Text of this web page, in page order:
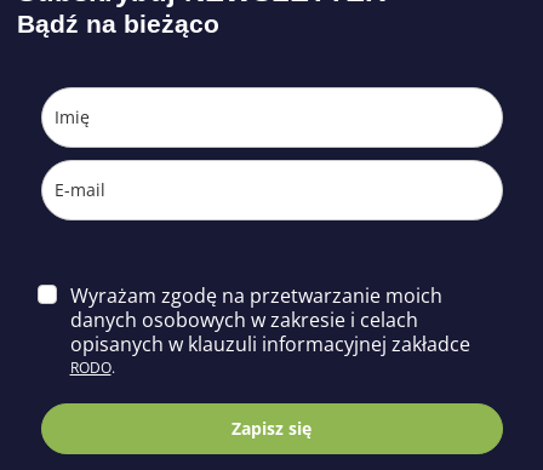
Bądź na bieżąco
Wyrażam zgodę na przetwarzanie moich
danych osobowych w zakresie i celach
opisanych w klauzuli informacyjnej zakładce
RODO.
Zapisz się